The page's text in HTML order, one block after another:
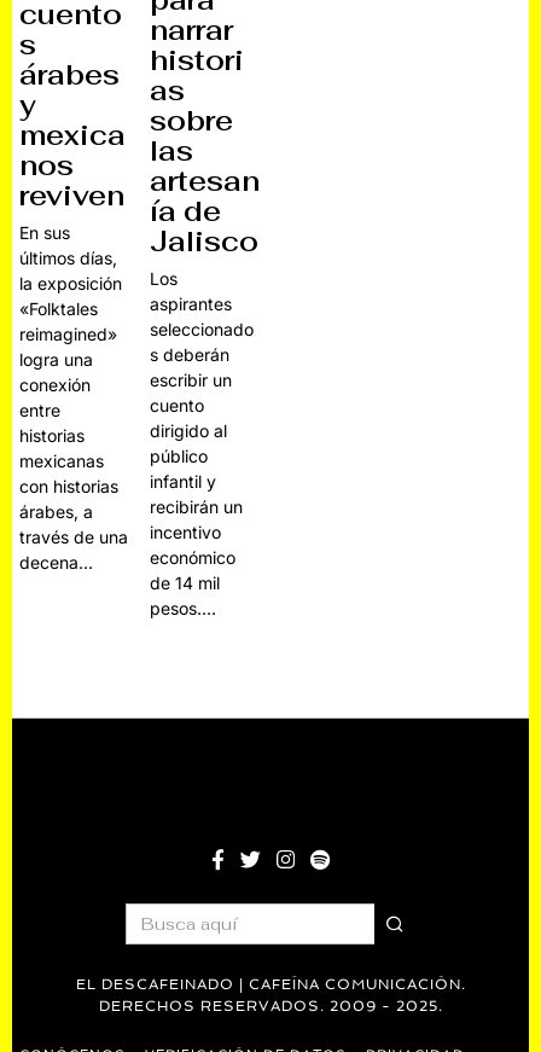
cuento
s
árabes
y
mexica
nos
reviven
En sus
últimos días,
la exposición
«Folktales
reimagined»
logra una
conexión
entre
historias
mexicanas
con historias
árabes, a
través de una
decena…
narrar
histori
as
sobre
las
artesan
ía de
Jalisco
Los
aspirantes
seleccionado
s deberán
escribir un
cuento
dirigido al
público
infantil y
recibirán un
incentivo
económico
de 14 mil
pesos.…
EL DESCAFEINADO | CAFEÍNA COMUNICACIÓN.
DERECHOS RESERVADOS. 2009 - 2025.